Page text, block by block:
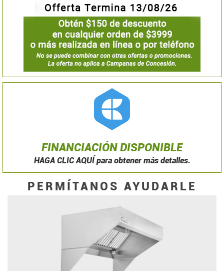
FINANCIACIÓN DISPONIBLE
HAGA CLIC AQUÍ para obtener más detalles.
PERMÍTANOS AYUDARLE